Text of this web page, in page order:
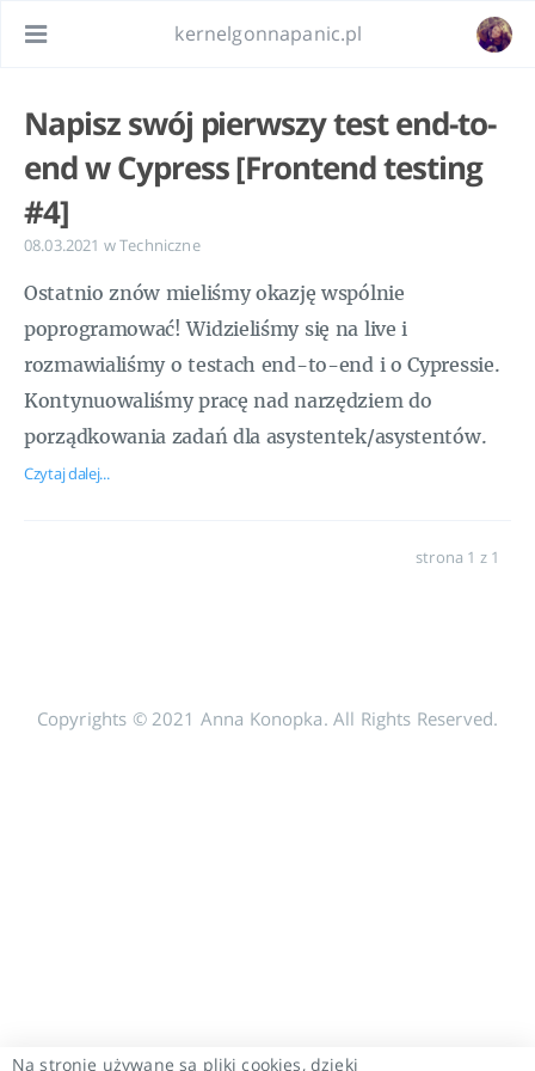
kernelgonnapanic.pl
Napisz swój pierwszy test end-to-
end w Cypress [Frontend testing
#4]
08.03.2021 wTechniczne
Ostatnio znów mieliśmy okazję wspólnie
poprogramować! Widzieliśmy się na live i
rozmawialiśmy o testach end-to-end i o Cypressie.
Kontynuowaliśmy pracę nad narzędziem do
porządkowania zadań dla asystentek/asystentów.
Czytaj dalej...
strona 1 z 1
Copyrights © 2021 Anna Konopka. All Rights Reserved.
Na stronie używane są pliki cookies, dzięki